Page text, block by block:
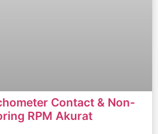
Contact & Non-
RPM Akurat